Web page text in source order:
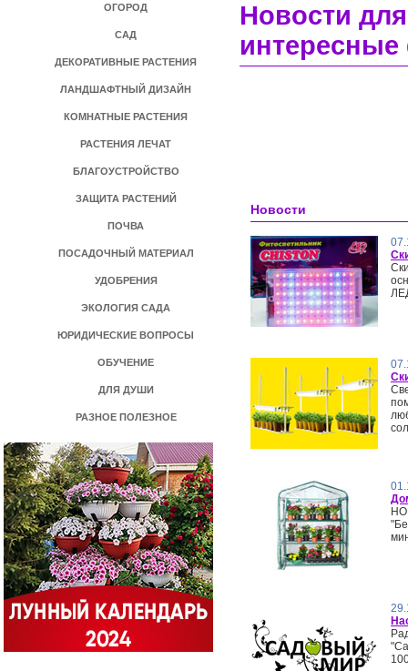
ОГОРОД
САД
ДЕКОРАТИВНЫЕ РАСТЕНИЯ
ЛАНДШАФТНЫЙ ДИЗАЙН
КОМНАТНЫЕ РАСТЕНИЯ
РАСТЕНИЯ ЛЕЧАТ
БЛАГОУСТРОЙСТВО
ЗАЩИТА РАСТЕНИЙ
ПОЧВА
ПОСАДОЧНЫЙ МАТЕРИАЛ
УДОБРЕНИЯ
ЭКОЛОГИЯ САДА
ЮРИДИЧЕСКИЕ ВОПРОСЫ
ОБУЧЕНИЕ
ДЛЯ ДУШИ
РАЗНОЕ ПОЛЕЗНОЕ
Новости
Новости